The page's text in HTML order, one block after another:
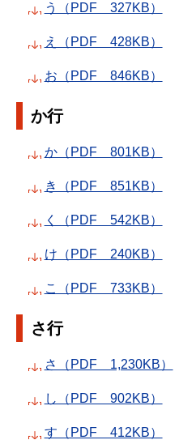
う（PDF 327KB）
え（PDF 428KB）
お（PDF 846KB）
か行
か（PDF 801KB）
き（PDF 851KB）
く（PDF 542KB）
け（PDF 240KB）
こ（PDF 733KB）
さ行
さ（PDF 1,230KB）
し（PDF 902KB）
す（PDF 412KB）